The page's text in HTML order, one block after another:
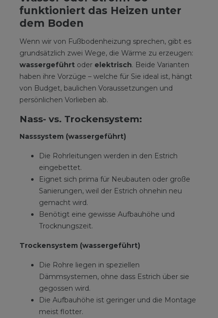
funktioniert das Heizen unter
dem Boden
Wenn wir von Fußbodenheizung sprechen, gibt es
grundsätzlich zwei Wege, die Wärme zu erzeugen:
wassergeführt oder elektrisch. Beide Varianten
haben ihre Vorzüge – welche für Sie ideal ist, hängt
von Budget, baulichen Voraussetzungen und
persönlichen Vorlieben ab.
Nass- vs. Trockensystem:
Nasssystem (wassergeführt)
Die Rohrleitungen werden in den Estrich
eingebettet.
Eignet sich prima für Neubauten oder große
Sanierungen, weil der Estrich ohnehin neu
gemacht wird.
Benötigt eine gewisse Aufbauhöhe und
Trocknungszeit.
Trockensystem (wassergeführt)
Die Rohre liegen in speziellen
Dämmsystemen, ohne dass Estrich über sie
gegossen wird.
Die Aufbauhöhe ist geringer und die Montage
meist flotter.